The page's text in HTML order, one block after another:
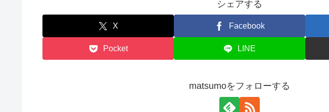
シェアする
X Facebook
Pocket LINE
matsumoをフォローする